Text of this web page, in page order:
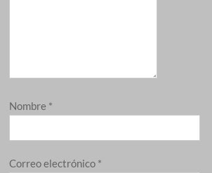
Nombre *
Correo electrónico *